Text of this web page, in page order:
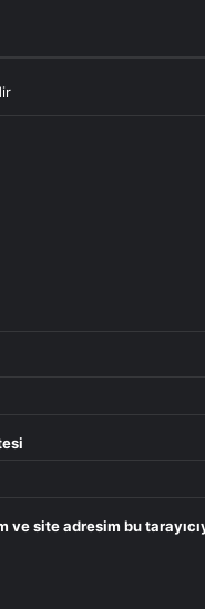
ve site adresim bu